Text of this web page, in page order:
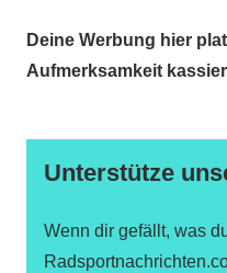
Deine Werbung hier
Aufmerksamkeit
Unterstütze
Wenn dir gefällt, was